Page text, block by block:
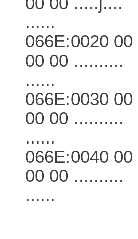
......
066E:0020
00 00 ..........
......
066E:0030
00 00 ..........
......
066E:0040
00 00 ..........
......